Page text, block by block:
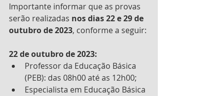
Importante informar que as provas
serão realizadas nos dias 22 e 29 de
outubro de 2023, conforme a seguir:
22 de outubro de 2023:
Professor da Educação Básica
(PEB): das 08h00 até as 12h00;
Especialista em Educação Básica